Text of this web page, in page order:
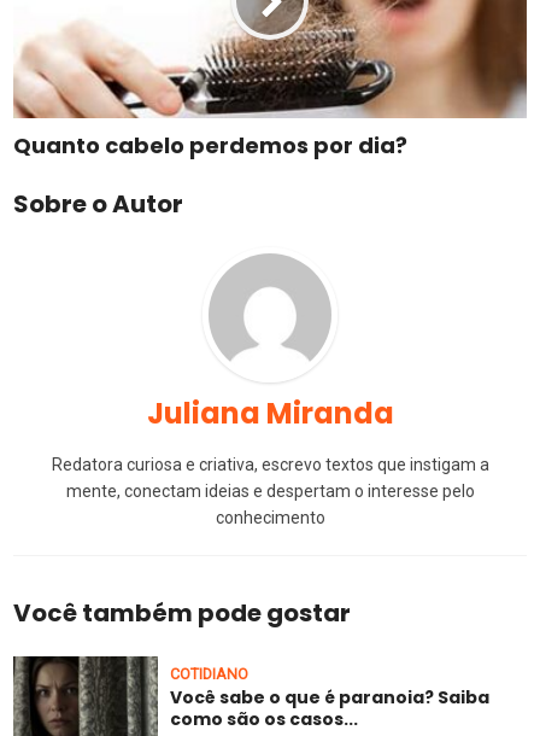
Quanto cabelo perdemos por dia?
Sobre o Autor
Juliana Miranda
Redatora curiosa e criativa, escrevo textos que instigam a
mente, conectam ideias e despertam o interesse pelo
conhecimento
Você também pode gostar
COTIDIANO
Você sabe o que é paranoia? Saiba
como são os casos...